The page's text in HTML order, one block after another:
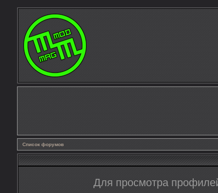
Список форумов
Для просмотра